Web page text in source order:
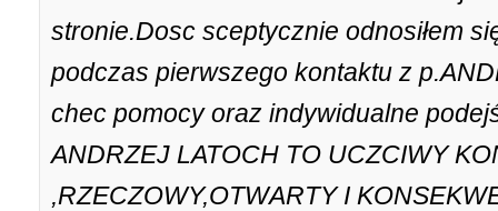
stronie.Dosc sceptycznie odnosiłem
podczas pierwszego kontaktu z
chec pomocy oraz indywidualne
ANDRZEJ LATOCH TO UCZCIWY
,RZECZOWY,OTWARTY I